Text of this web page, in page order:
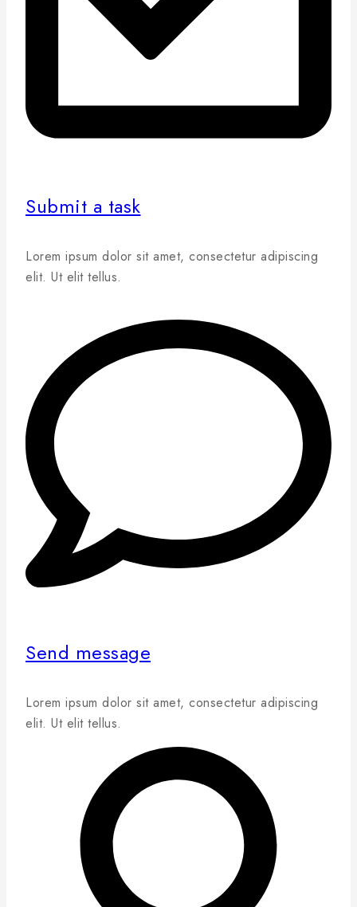
Submit a task
Lorem ipsum dolor sit amet, consectetur adipiscing
elit. Ut elit tellus.
Send message
Lorem ipsum dolor sit amet, consectetur adipiscing
elit. Ut elit tellus.